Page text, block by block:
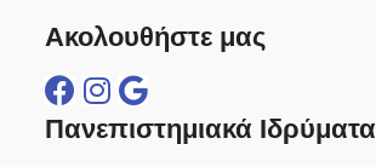
Ακολουθήστε μας
Πανεπιστημιακά Ιδρύματα